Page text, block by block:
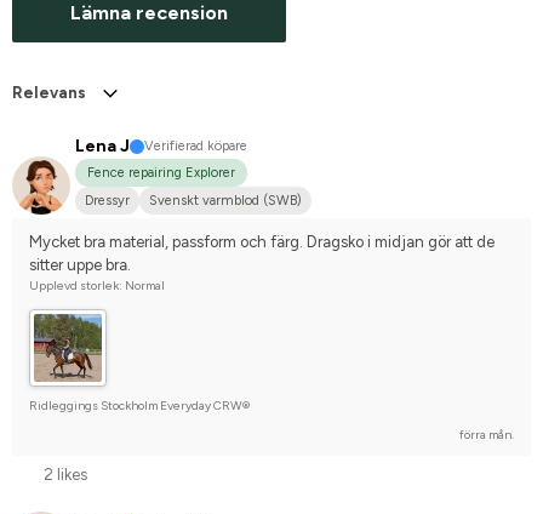
Lämna recension
Relevans
Lena J
Verifierad köpare
Fence repairing Explorer
Dressyr
Svenskt varmblod (SWB)
Mycket bra material, passform och färg. Dragsko i midjan gör att de
sitter uppe bra.
Upplevd storlek: Normal
Ridleggings Stockholm Everyday CRW®
förra mån.
2 likes